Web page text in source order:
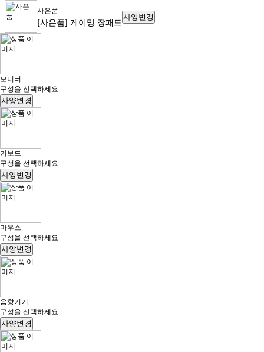
사은품
[사은품] 게이밍 장패드
사양변경
모니터
구성을 선택하세요
사양변경
키보드
구성을 선택하세요
사양변경
마우스
구성을 선택하세요
사양변경
음향기기
구성을 선택하세요
사양변경